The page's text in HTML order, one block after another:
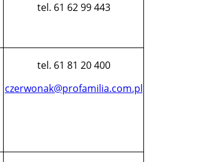
tel. 61 62 99 443
tel. 61 81 20 400
czerwonak@profamilia.com.pl